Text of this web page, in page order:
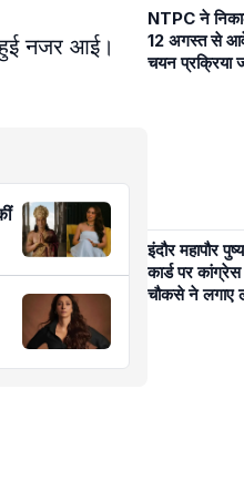
हुई नजर आई।
NTPC ने
12 अगस्त से
चयन प्रक्रिया
इंदौर महापौर
कार्ड पर
चौकसे ने लगाए